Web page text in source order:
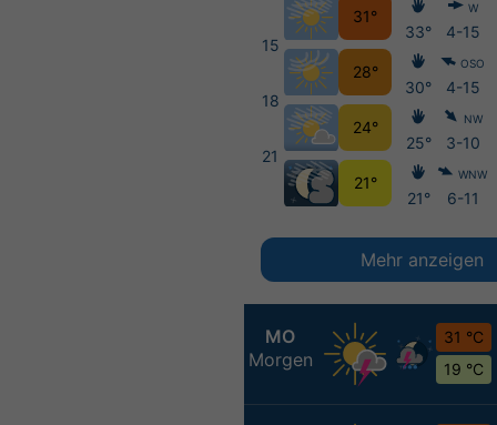
MO
Morgen
31 °C
19 °C
15
18
21
31°
28°
24°
21°
33°
30°
25°
21°
W
4-15
OSO
4-15
NW
3-10
WNW
6-11
Mehr anzeigen